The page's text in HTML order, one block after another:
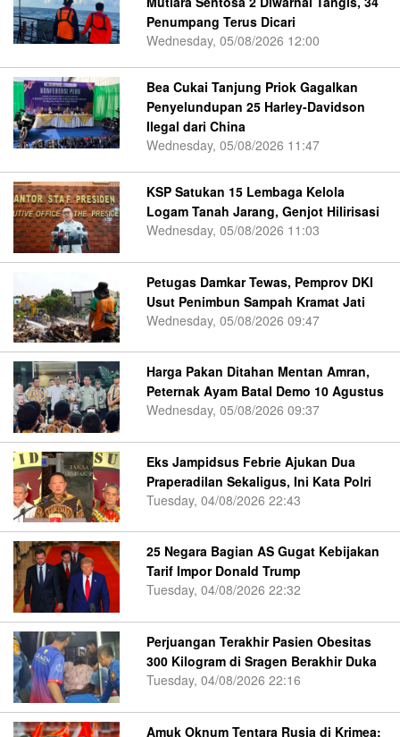
Penumpang Terus Dicari
Wednesday, 05/08/2026 12:00
Bea Cukai Tanjung Priok Gagalkan
Penyelundupan 25 Harley-Davidson
Ilegal dari China
Wednesday, 05/08/2026 11:47
KSP Satukan 15 Lembaga Kelola
Logam Tanah Jarang, Genjot Hilirisasi
Wednesday, 05/08/2026 11:03
Petugas Damkar Tewas, Pemprov DKI
Usut Penimbun Sampah Kramat Jati
Wednesday, 05/08/2026 09:47
Harga Pakan Ditahan Mentan Amran,
Peternak Ayam Batal Demo 10 Agustus
Wednesday, 05/08/2026 09:37
Eks Jampidsus Febrie Ajukan Dua
Praperadilan Sekaligus, Ini Kata Polri
Tuesday, 04/08/2026 22:43
25 Negara Bagian AS Gugat Kebijakan
Tarif Impor Donald Trump
Tuesday, 04/08/2026 22:32
Perjuangan Terakhir Pasien Obesitas
300 Kilogram di Sragen Berakhir Duka
Tuesday, 04/08/2026 22:16
Amuk Oknum Tentara Rusia di Krimea: